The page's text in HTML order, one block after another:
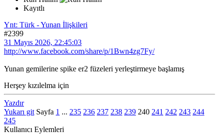
Kayıtlı
Ynt: Türk - Yunan İlişkileri
#2399
31 Mayıs 2026, 22:45:03
http://www.facebook.com/share/p/1Bwn4zg7Fy/
Yunan gemilerine spike er2 füzeleri yerleştirmeye başlamış
Herşey kızılelma için
Yazdır
Yukarı git Sayfa 1 ... 235 236 237 238 239 240 241 242 243 244
245
Kullanıcı Eylemleri